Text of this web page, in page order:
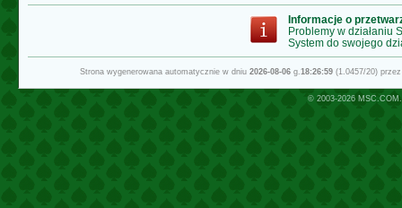
Informacje o
Problemy w działaniu
System do swojego
Strona wygenerowana automatycznie w dniu 2026-08-06g.18:26:59(1.0457/20)
© 2003-2026